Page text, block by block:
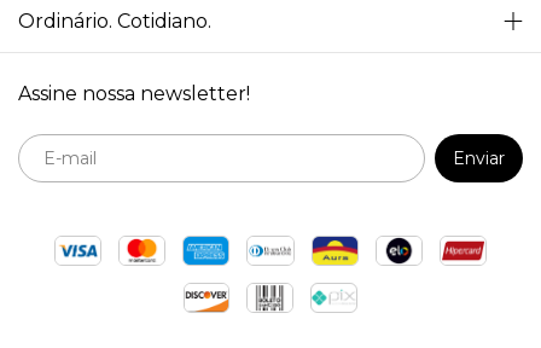
Ordinário. Cotidiano.
Assine nossa newsletter!